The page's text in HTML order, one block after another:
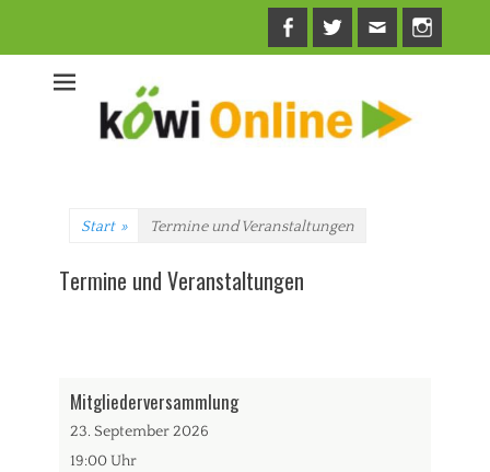
Facebook
Twitter
Mail
Start » Termine und Veranstaltungen
Termine und Veranstaltungen
Mitgliederversammlung
23. September 2026
19:00Uhr